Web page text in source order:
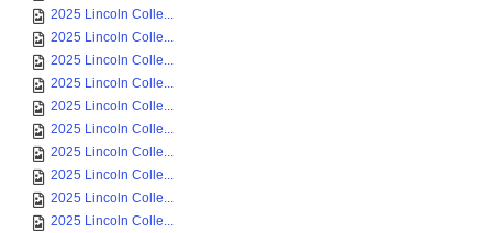
2025 Lincoln Colle...
2025 Lincoln Colle...
2025 Lincoln Colle...
2025 Lincoln Colle...
2025 Lincoln Colle...
2025 Lincoln Colle...
2025 Lincoln Colle...
2025 Lincoln Colle...
2025 Lincoln Colle...
2025 Lincoln Colle...